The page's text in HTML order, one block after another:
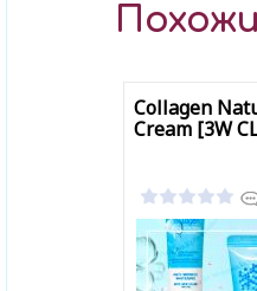
Collagen
Cream [3W